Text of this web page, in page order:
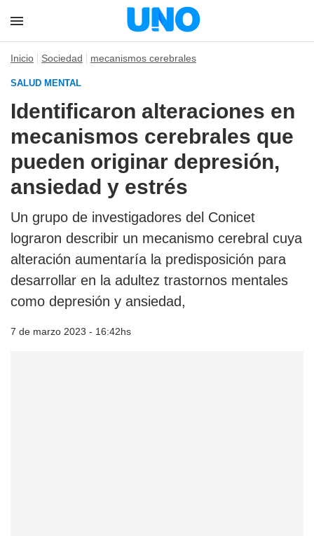
Inicio Sociedad mecanismos cerebrales
SALUD MENTAL
Identificaron alteraciones en
mecanismos cerebrales que
pueden originar depresión,
ansiedad y estrés
Un grupo de investigadores del Conicet
lograron describir un mecanismo cerebral cuya
alteración aumentaría la predisposición para
desarrollar en la adultez trastornos mentales
como depresión y ansiedad,
7 de marzo 2023 - 16:42hs